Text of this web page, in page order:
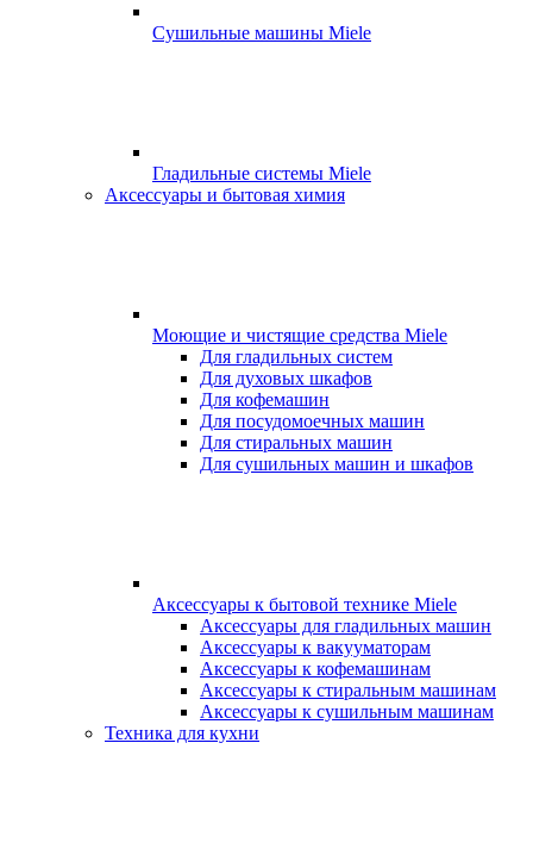
Сушильные машины Miele
Гладильные системы Miele
Аксессуары и бытовая химия
Моющие и чистящие средства Miele
Для гладильных систем
Для духовых шкафов
Для кофемашин
Для посудомоечных машин
Для стиральных машин
Для сушильных машин и шкафов
Аксессуары к бытовой технике Miele
Аксессуары для гладильных машин
Аксессуары к вакууматорам
Аксессуары к кофемашинам
Аксессуары к стиральным машинам
Аксессуары к сушильным машинам
Техника для кухни